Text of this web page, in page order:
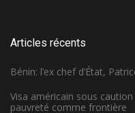
Articles récents
Bénin: l’ex chef d’État,
Visa américain sous
pauvreté comme frontière